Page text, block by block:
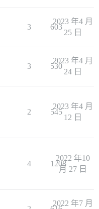
3 603
2023 年4 月
25 日
3 530
2023 年4 月
24 日
2 545
2023 年4 月
12 日
4 1208
2022 年10
月 27 日
2022 年7 月